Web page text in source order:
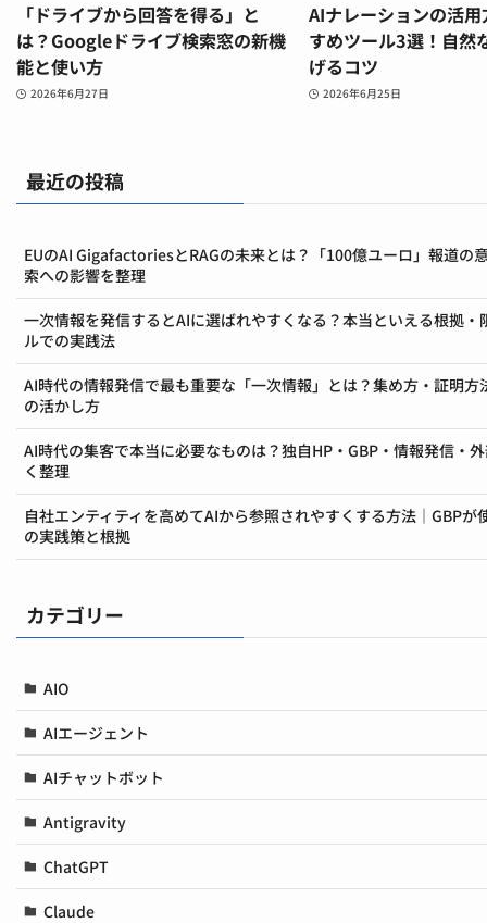
「ドライブから回答を得る」と
は？Googleドライブ検索窓の新機
能と使い方
2026年6月27日
AIナレーションの活
すめツール3選！自然
げるコツ
2026年6月25日
最近の投稿
EUのAI GigafactoriesとRAGの未来とは？「100億ユーロ」報道の
索への影響を整理
一次情報を発信するとAIに選ばれやすくなる？本当といえる根拠・
ルでの実践法
AI時代の情報発信で最も重要な「一次情報」とは？集め方・証明方
の活かし方
AI時代の集客で本当に必要なものは？独自HP・GBP・情報発信・
く整理
自社エンティティを高めてAIから参照されやすくする方法｜GBPが
の実践策と根拠
カテゴリー
AIO
AIエージェント
AIチャットボット
Antigravity
ChatGPT
Claude